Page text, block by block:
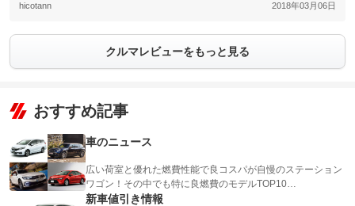
hicotann 2018年03月06日
クルマレビューをもっと見る
おすすめ記事
車のニュース
広い荷室と優れた燃費性能で良コスパが自慢のステーション
ワゴン！その中でも特に良燃費のモデルTOP10…
新車値引き情報